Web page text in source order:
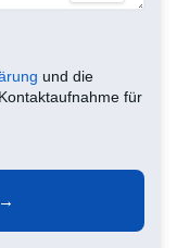
und die
für